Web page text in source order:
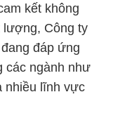
kết không
lượng, Công ty
đáp ứng
các ngành như
nhiều lĩnh vực